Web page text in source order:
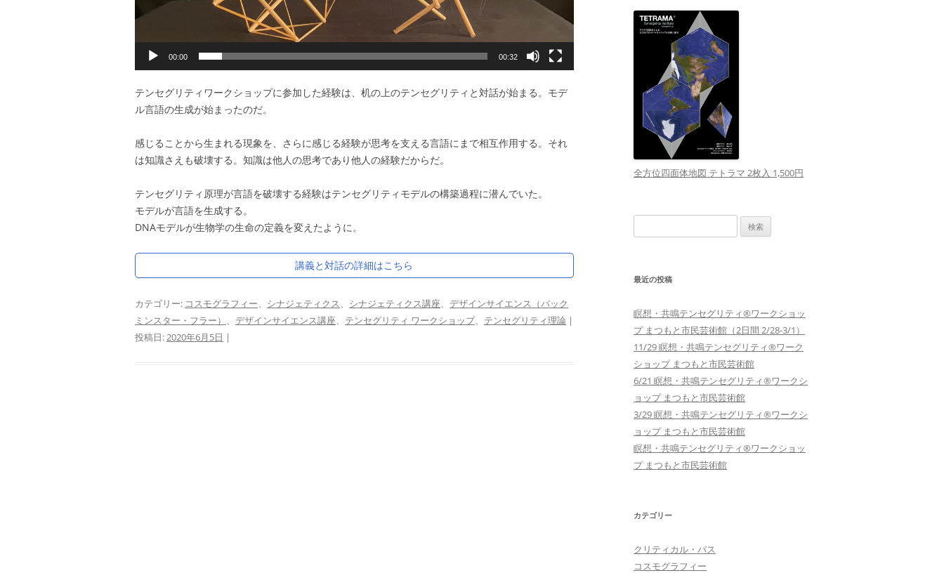
00:00 00:32
テンセグリティワークショップに参加した経験は、机の上のテンセグリティと対話が始まる。モデ
ル言語の生成が始まったのだ。
感じることから生まれる現象を、さらに感じる経験が思考を支える言語にまで相互作用する。それ
は知識さえも破壊する。知識は他人の思考であり他人の経験だからだ。
テンセグリティ原理が言語を破壊する経験はテンセグリティモデルの構築過程に潜んでいた。
モデルが言語を生成する。
DNAモデルが生物学の生命の定義を変えたように。
講義と対話の詳細はこちら
カテゴリー: コスモグラフィー、 シナジェティクス、 シナジェティクス講座、 デザインサイエンス（バック
ミンスター・フラー） 、 デザインサイエンス講座、 テンセグリティ ワークショップ、 テンセグリティ理論 |
投稿日:2020年6月5日 |
全方位四面体地図 テトラマ 2枚入 1,500円
索:
最近の投稿
瞑想・共鳴テンセグリティ®︎ワークショッ
プ まつもと市民芸術館（2日間 2/28-3/1）
11/29 瞑想・共鳴テンセグリティ®︎ワーク
ショップ まつもと市民芸術館
6/21 瞑想・共鳴テンセグリティ®︎ワークシ
ョップ まつもと市民芸術館
3/29 瞑想・共鳴テンセグリティ®︎ワークシ
ョップ まつもと市民芸術館
瞑想・共鳴テンセグリティ®︎ワークショッ
プ まつもと市民芸術館
カテゴリー
クリティカル・パス
コスモグラフィー